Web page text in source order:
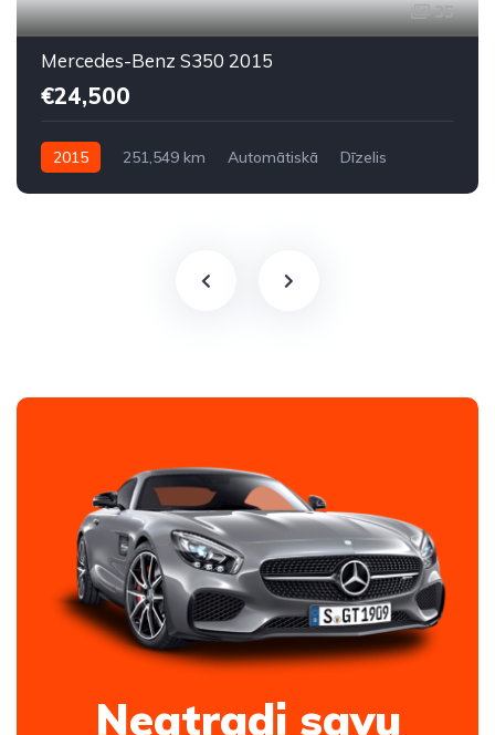
35
Mercedes-Benz S350 2015
€24,500
2015 251,549 km Automātiskā
Dīzelis
Neatradi savu